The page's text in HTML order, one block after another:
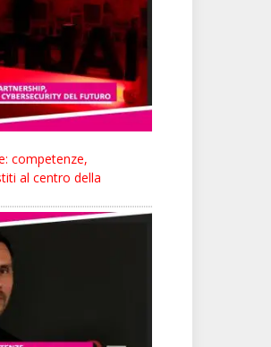
competenze,
al centro della